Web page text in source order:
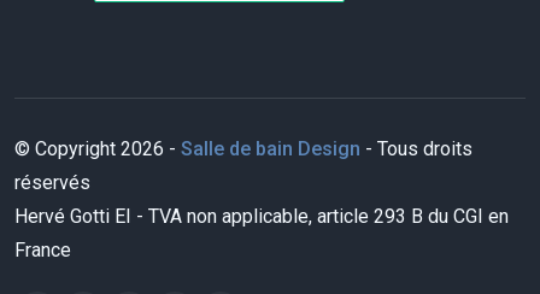
© Copyright 2026 - Salle de bain Design - Tous droits
réservés
Hervé Gotti EI - TVA non applicable, article 293 B du CGI en
France